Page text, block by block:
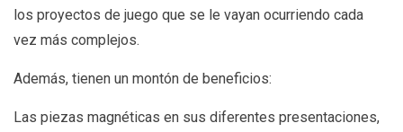
los proyectos de juego que se le vayan ocurriendo cada
vez más complejos.
Además, tienen un montón de beneficios:
Las piezas magnéticas en sus diferentes presentaciones,